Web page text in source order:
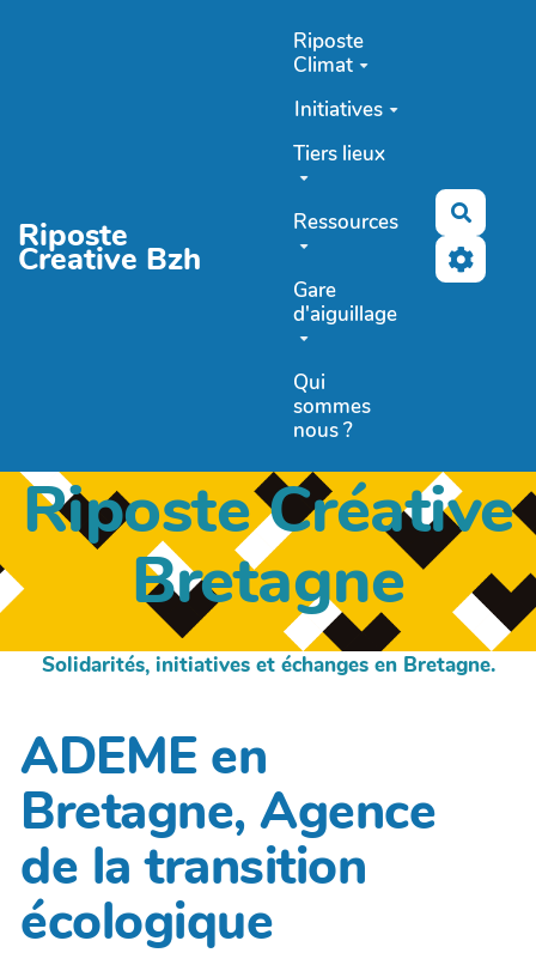
Riposte
Creative Bzh
Riposte
Climat
Initiatives
Tiers lieux
Ressources
Gare
d'aiguillage
Qui
sommes
nous ?
Riposte Créative
Bretagne
Solidarités, initiatives et échanges en Bretagne.
ADEME en
Bretagne, Agence
de la transition
écologique